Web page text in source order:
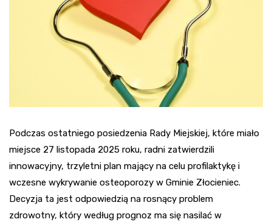
Podczas ostatniego posiedzenia Rady Miejskiej, które miało
miejsce 27 listopada 2025 roku, radni zatwierdzili
innowacyjny, trzyletni plan mający na celu profilaktykę i
wczesne wykrywanie osteoporozy w Gminie Złocieniec.
Decyzja ta jest odpowiedzią na rosnący problem
zdrowotny, który według prognoz ma się nasilać w